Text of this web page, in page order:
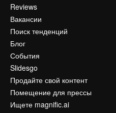
Reviews
Вакансии
Поиск тенденций
Блог
События
Slidesgo
Продайте свой контент
Помещение для прессы
Ищете magnific.ai